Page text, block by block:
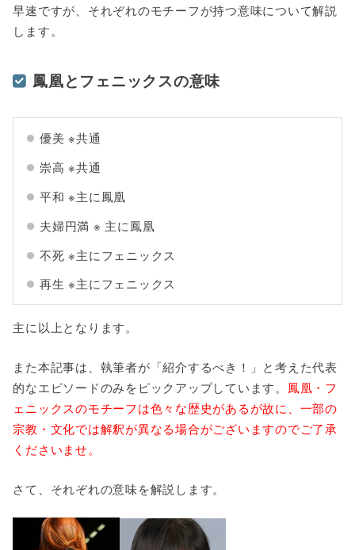
早速ですが、それぞれのモチーフが持つ意味について解説
します。
鳳凰とフェニックスの意味
優美 ※共通
崇高 ※共通
平和 ※主に鳳凰
夫婦円満 ※ 主に鳳凰
不死 ※主にフェニックス
再生 ※主にフェニックス
主に以上となります。
また本記事は、執筆者が「紹介するべき！」と考えた代表
的なエピソードのみをピックアップしています。 鳳凰・フ
ェニックスのモチーフは色々な歴史があるが故に、一部の
宗教・文化では解釈が異なる場合がございますのでご了承
くださいませ。
さて、それぞれの意味を解説します。